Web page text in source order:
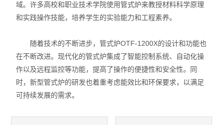
域。许多高校和职业技术学院使用管式炉来教授材料科学原理
和实践操作技能，培养学生的实验能力和工程素养。
随着技术的不断进步，管式炉OTF-1200X的设计和功能也
在不断改进。现代化的管式炉集成了智能控制系统、自动化操
作以及远程监控等功能，提高了操作的便捷性和安全性。同
时，新型管式炉的研发也着重考虑能效比和环保要求，以满足
可持续发展的需求。